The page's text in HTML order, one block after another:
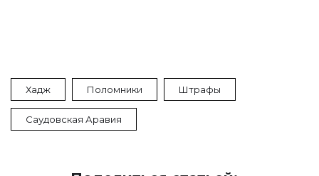
Хадж Поломники Штрафы
Саудовская Аравия